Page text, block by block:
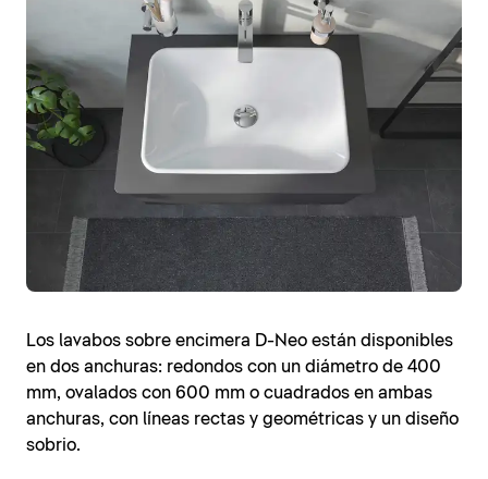
Los lavabos sobre encimera D-Neo están disponibles
en dos anchuras: redondos con un diámetro de 400
mm, ovalados con 600 mm o cuadrados en ambas
anchuras, con líneas rectas y geométricas y un diseño
sobrio.